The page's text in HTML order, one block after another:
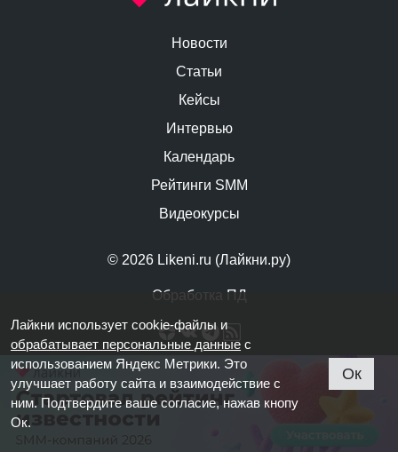
© 2026 Likeni.ru (Лайкни.ру)
Обработка ПД
Новости
Статьи
Кейсы
Интервью
Календарь
Рейтинги SMM
Видеокурсы
Лайкни использует cookie-файлы и
обрабатывает персональные данные с
использованием Яндекс Метрики. Это
улучшает работу сайта и взаимодействие с
ним. Подтвердите ваше согласие, нажав кнопу
Ок.
Ок